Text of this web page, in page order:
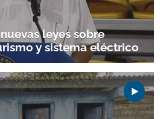
leyes sobre
y sistema eléctrico